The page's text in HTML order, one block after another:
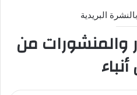
البريدية
والمنشورات من